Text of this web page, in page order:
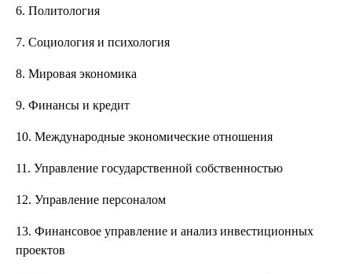
6. Политология
7. Социология и психология
8. Мировая экономика
9. Финансы и кредит
10. Международные экономические отношения
11. Управление государственной собственностью
12. Управление персоналом
13. Финансовое управление и анализ инвестиционных
проектов